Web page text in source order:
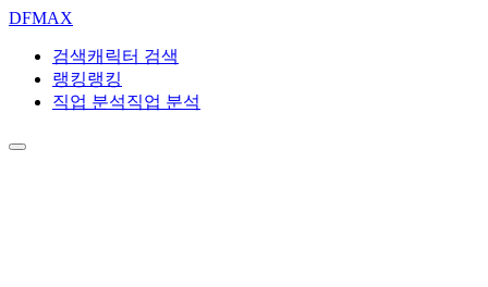
DFMAX
검색캐릭터 검색
랭킹랭킹
직업 분석직업 분석